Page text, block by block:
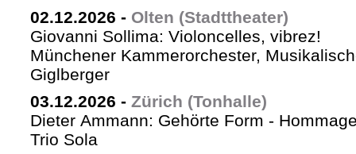
02.12.2026 - Olten (Stadttheater)
Giovanni Sollima: Violoncelles, vibrez!
Münchener Kammerorchester,
Giglberger
03.12.2026 - Zürich (Tonhalle)
Dieter Ammann: Gehörte Form -
Trio Sola